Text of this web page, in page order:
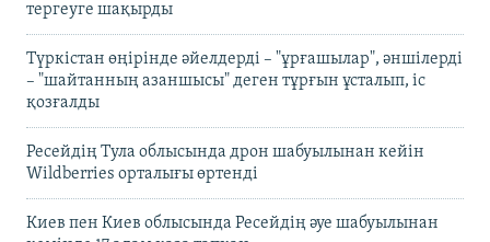
тергеуге шақырды
Түркістан өңірінде әйелдерді – "ұрғашылар", әншілерді
– "шайтанның азаншысы" деген тұрғын ұсталып, іс
қозғалды
Ресейдің Тула облысында дрон шабуылынан кейін
Wildberries орталығы өртенді
Киев пен Киев облысында Ресейдің әуе шабуылынан